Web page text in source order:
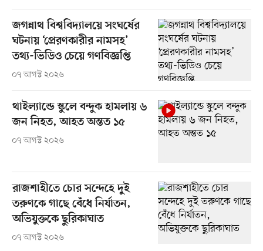
জগন্নাথ বিশ্ববিদ্যালয়ে সংঘর্ষের
ঘটনায় ‘প্রেরণকারীর নামসহ’
তথ্য-ভিডিও চেয়ে গণবিজ্ঞপ্তি
০৭ আগস্ট ২০২৬
থাইল্যান্ডে স্কুলে বন্দুক হামলায় ৬
জন নিহত, আহত অন্তত ১৫
০৭ আগস্ট ২০২৬
রাজশাহীতে চোর সন্দেহে দুই
তরুণকে গাছে বেঁধে নির্যাতন,
অভিযুক্তকে ছুরিকাঘাত
০৭ আগস্ট ২০২৬